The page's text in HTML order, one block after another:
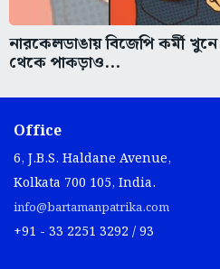
নারকেলডাঙায় বিজেপি কর্মী
থেকে পাকড়াও...
Office
6, J.B.S. Haldane Avenue,
Kolkata 700 105, India.
info@bartamanpatrika.com
+91 - 33 2251 3292 / 93